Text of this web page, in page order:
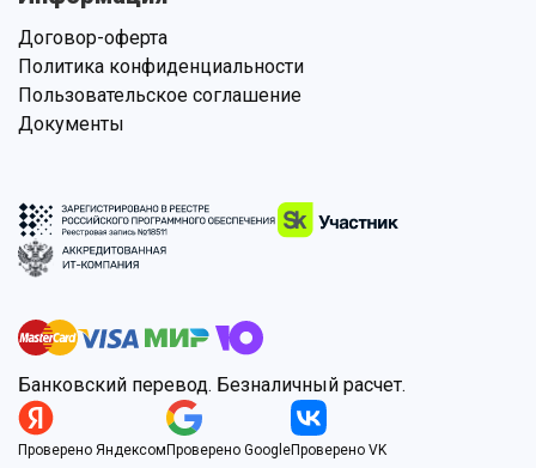
Договор-оферта
Политика конфиденциальности
Пользовательское соглашение
Документы
Банковский перевод. Безналичный расчет.
Проверено ЯндексомПроверено GoogleПроверено VK